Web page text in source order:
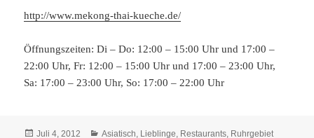
http://www.mekong-thai-kueche.de/
Öffnungszeiten: Di – Do: 12:00 – 15:00 Uhr und 17:00 –
22:00 Uhr, Fr: 12:00 – 15:00 Uhr und 17:00 – 23:00 Uhr,
Sa: 17:00 – 23:00 Uhr, So: 17:00 – 22:00 Uhr
Veröffentlicht
Juli 4, 2012 Kategorien
Asiatisch, Lieblinge, Restaurants, Ruhrgebiet